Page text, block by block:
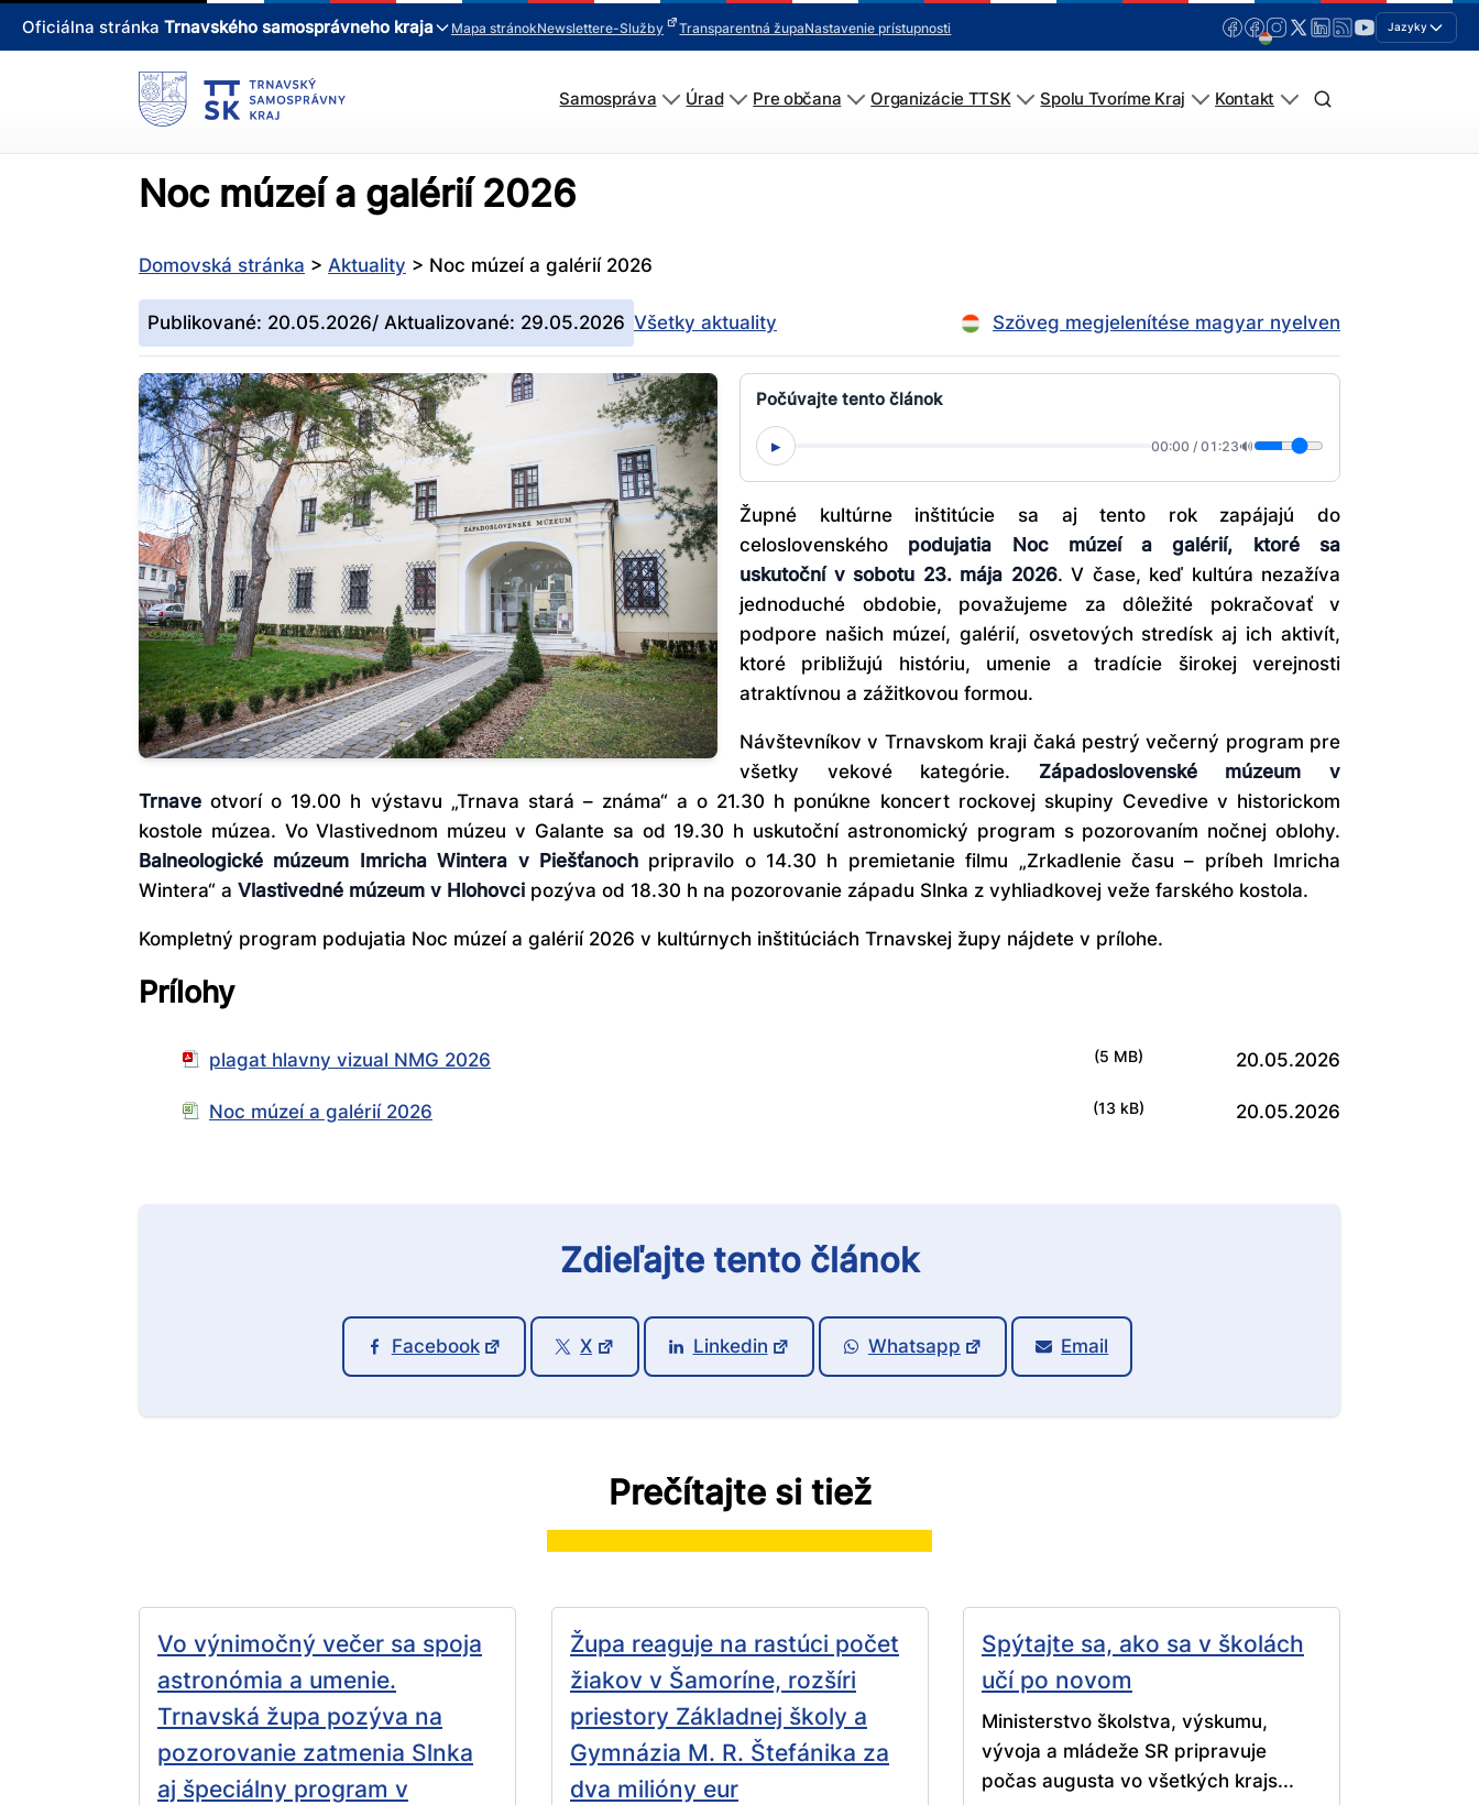
Oficiálna stránka Trnavského samosprávneho kraja Mapa stránokNewslettere-Služby Transparentná župaNastavenie prístupnosti Jazyky
Samospráva Úrad Pre občana Organizácie TTSK Spolu Tvoríme Kraj Kontakt
Noc múzeí a galérií 2026
Domovská stránka > Aktuality > Noc múzeí a galérií 2026
Publikované: 20.05.2026/ Aktualizované: 29.05.2026 Všetky aktuality Szöveg megjelenítése magyar nyelven
Počúvajte tento článok
▸ 00:00 / 01:23🔊
Župné kultúrne inštitúcie sa aj tento rok zapájajú do
celoslovenského podujatia Noc múzeí a galérií, ktoré sa
uskutoční v sobotu 23. mája 2026. V čase, keď kultúra nezažíva
jednoduché obdobie, považujeme za dôležité pokračovať v
podpore našich múzeí, galérií, osvetových stredísk aj ich aktivít,
ktoré približujú históriu, umenie a tradície širokej verejnosti
atraktívnou a zážitkovou formou.
Návštevníkov v Trnavskom kraji čaká pestrý večerný program pre
všetky vekové kategórie. Západoslovenské múzeum v
Trnave otvorí o 19.00 h výstavu „Trnava stará – známa“ a o 21.30 h ponúkne koncert rockovej skupiny Cevedive v historickom
kostole múzea. Vo Vlastivednom múzeu v Galante sa od 19.30 h uskutoční astronomický program s pozorovaním nočnej oblohy.
Balneologické múzeum Imricha Wintera v Piešťanochpripravilo o 14.30 h premietanie filmu „Zrkadlenie času – príbeh Imricha
Wintera“ a Vlastivedné múzeum v Hlohovci pozýva od 18.30 h na pozorovanie západu Slnka z vyhliadkovej veže farského kostola.
Kompletný program podujatia Noc múzeí a galérií 2026 v kultúrnych inštitúciách Trnavskej župy nájdete v prílohe.
Prílohy
plagat hlavny vizual NMG 2026 (5 MB) 20.05.2026
Noc múzeí a galérií 2026 (13 kB) 20.05.2026
Zdieľajte tento článok
Facebook X Linkedin Whatsapp Email
Prečítajte si tiež
Vo výnimočný večer sa spoja
astronómia a umenie.
Trnavská župa pozýva na
pozorovanie zatmenia Slnka
aj špeciálny program v
Župa reaguje na rastúci počet
žiakov v Šamoríne, rozšíri
priestory Základnej školy a
Gymnázia M. R. Štefánika za
dva milióny eur
Spýtajte sa, ako sa v školách
učí po novom
Ministerstvo školstva, výskumu,
vývoja a mládeže SR pripravuje
počas augusta vo všetkých krajs...